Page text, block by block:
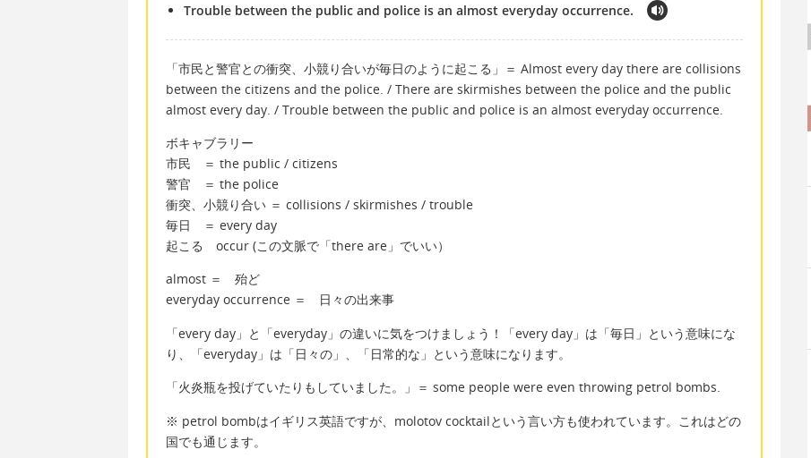
Trouble between the public and police is an almost everyday occurrence.
「市民と警官との衝突、小競り合いが毎日のように起こる」＝ Almost every day there are collisions
between the citizens and the police. / There are skirmishes between the police and the public
almost every day. / Trouble between the public and police is an almost everyday occurrence.
ボキャブラリー
市民 ＝ the public / citizens
警官 ＝ the police
衝突、小競り合い ＝ collisions / skirmishes / trouble
毎日 ＝ every day
起こる occur (この文脈で「there are」でいい）
almost ＝ 殆ど
everyday occurrence ＝ 日々の出来事
「every day」と「everyday」の違いに気をつけましょう！「every day」は「毎日」という意味にな
り、「everyday」は「日々の」、「日常的な」という意味になります。
「火炎瓶を投げていたりもしていました。」＝ some people were even throwing petrol bombs.
※ petrol bombはイギリス英語ですが、molotov cocktailという言い方も使われています。これはどの
国でも通じます。